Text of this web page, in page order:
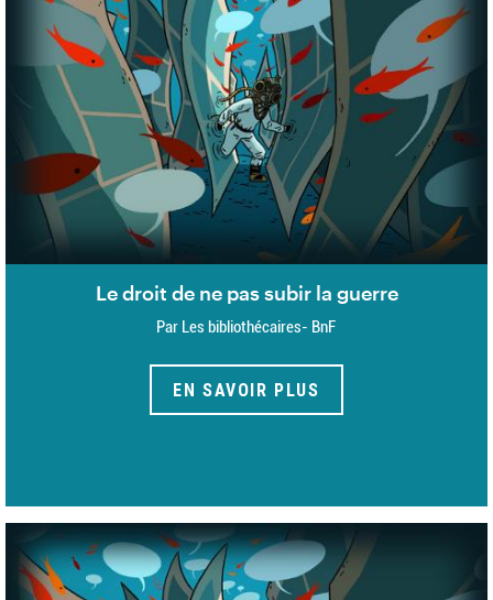
Le droit de ne pas subir la guerre
Par Les bibliothécaires- BnF
EN SAVOIR PLUS